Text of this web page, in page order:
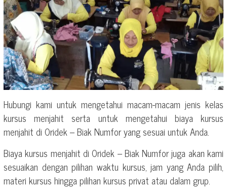
Hubungi kami untuk mengetahui macam-macam jenis kelas
kursus menjahit serta untuk mengetahui biaya kursus
menjahit di Oridek – Biak Numfor yang sesuai untuk Anda.
Biaya kursus menjahit di Oridek – Biak Numfor juga akan kami
sesuaikan dengan pilihan waktu kursus, jam yang Anda pilih,
materi kursus hingga pilihan kursus privat atau dalam grup.